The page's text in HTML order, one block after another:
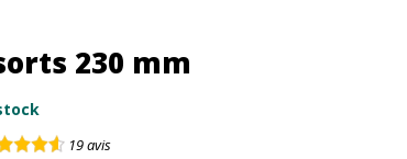
230 mm
19avis